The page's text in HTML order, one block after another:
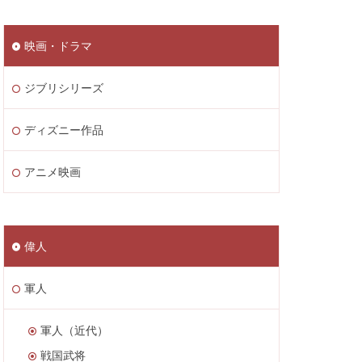
映画・ドラマ
ジブリシリーズ
ディズニー作品
アニメ映画
偉人
軍人
軍人（近代）
戦国武将